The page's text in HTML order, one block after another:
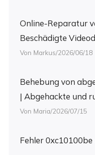
Online-Reparatur
Beschädigte
Von Markus/2026/06/18
Behebung von
| Abgehackte und
Von Maria/2026/07/15
Fehler